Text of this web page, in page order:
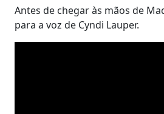
Antes de chegar às mãos de
para a voz de Cyndi Lauper.